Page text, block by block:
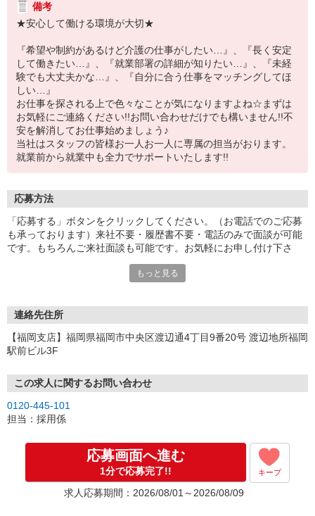
備考
★安心して働ける環境が大切★
『希望や制約があるけど介護の仕事がしたい…』、『長く安定
して働きたい…』、『就業部署の詳細が知りたい…』、『未経
験でも大丈夫かな…』、『自分に合う仕事をマッチングしてほ
しい…』
お仕事を探される上で色々なことが気になりますよね☆まずは
お気軽にご連絡ください!!お問い合わせだけでも構いません!!不
安を解消してお仕事始めましょう♪
当社はスタッフの皆様お一人お一人に専属の担当がおります。
就業前から就業中も全力でサポートいたします!!
応募方法
「応募する」ボタンをクリックしてください。（お電話でのご応募
も承っております）来社不要・履歴書不要・電話のみで面談が可能
です。もちろんご来社面談も可能です。お気軽にお申し付け下さ
もっと見る
連絡先住所
【福岡支店】福岡県福岡市中央区渡辺通4丁目9番20号 渡辺地所福岡
駅前ビル3F
この求人に関するお問い合わせ
0120-445-101
担当：採用係
応募画面へ進む
1分で応募完了!! キープ
求人応募期間：2026/08/01～2026/08/09